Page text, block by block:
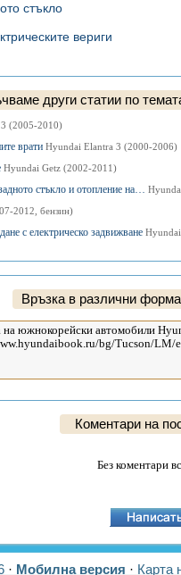
стъкло
вериги
други статии по
(2005-2010)
врати Hyundai Elantra 3 (2000-2006)
Hyundai Getz (2002-2011)
стъкло и отопление на…
2012, бензин)
с електрическо задвижване
Връзка в различни
Коментари на
Без коментари
· Мобилна версия · Карта